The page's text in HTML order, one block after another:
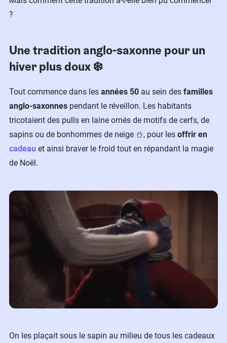
?
Une tradition anglo-saxonne pour un
hiver plus doux ❄️
Tout commence dans les années 50 au sein des familles
anglo-saxonnes pendant le réveillon. Les habitants
tricotaient des pulls en laine ornés de motifs de cerfs, de
sapins ou de bonhommes de neige ⛄, pour les offrir en
cadeau et ainsi braver le froid tout en répandant la magie
de Noël.
On les plaçait sous le sapin au milieu de tous les cadeaux